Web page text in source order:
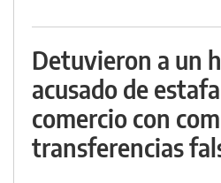
Detuvieron a un
acusado de
comercio con
transferencias